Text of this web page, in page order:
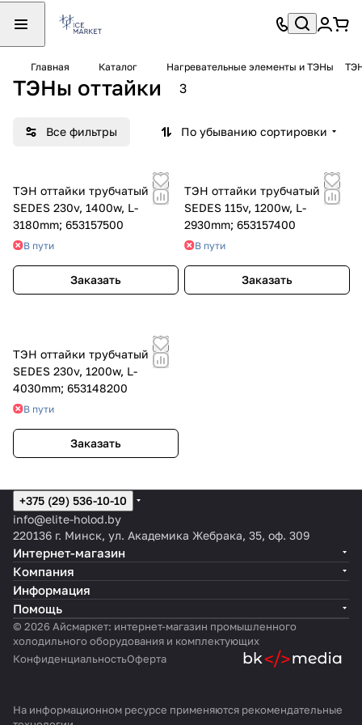
Главная Каталог Нагревательные элементы и ТЭНы
ТЭНы оттайки 3
Все фильтры По убыванию сортировки
ТЭН оттайки трубчатый
SEDES 230v, 1400w, L-
3180mm; 653157500
В пути
Заказать
ТЭН оттайки трубчатый
SEDES 115v, 1200w, L-
2930mm; 653157400
В пути
Заказать
ТЭН оттайки трубчатый
SEDES 230v, 1200w, L-
4030mm; 653148200
В пути
Заказать
+375 (29) 536-10-10
info@elite-holod.by
220136 г. Минск, ул. Академика Жебрака, 35, оф. 309
Интернет-магазин
Компания
Информация
Помощь
© 2026 Айсмаркет: интернет-магазин промышленного
холодильного оборудования и комплектующих
КонфиденциальностьОферта
На информационном ресурсе применяются рекомендательные